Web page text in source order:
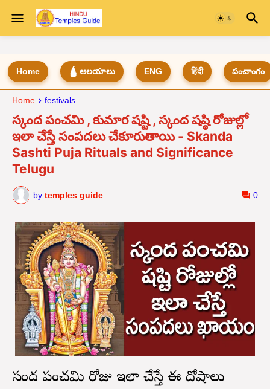
Home 🛕 ఆలయాలు ENG हिंदी పంచాంగం
Home festivals
స్కంద పంచమి , కుమార షష్టి , స్కంద షష్ఠి రోజుల్లో
ఇలా చేస్తే సంపదలు చేకూరుతాయి - Skanda
Sashti Puja Rituals and Significance
Telugu
by temples guide 0
స్కంద పంచమి రోజు ఇలా చేస్తే ఈ దోషాలు